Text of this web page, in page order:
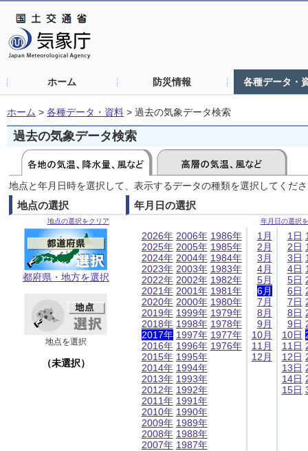
ホーム 防災情報 各種データ・
ホーム > 各種データ・資料 > 過去の気象データ検索
過去の気象データ検索
地点と年月日時を選択して、表示するデータの種類を選択してくだ
地点の選択
地点の選択をクリア
都府県・地方を選択
地点を選択
（未選択）
年月日の選択
年月日の選択
2026年
2025年
2024年
2023年
2022年
2021年
2020年
2019年
2018年
2017年
2016年
2015年
2014年
2013年
2012年
2011年
2010年
2009年
2008年
2007年
2006年
2005年
2004年
2003年
2002年
2001年
2000年
1999年
1998年
1997年
1996年
1995年
1994年
1993年
1992年
1991年
1990年
1989年
1988年
1987年
1986年
1985年
1984年
1983年
1982年
1981年
1980年
1979年
1978年
1977年
1976年
1月
2月
3月
4月
5月
6月
7月
8月
9月
10月
11月
12月
1日
2日
3日
4日
5日
6日
7日
8日
9日
10日
11日
12日
13日
14日
15日